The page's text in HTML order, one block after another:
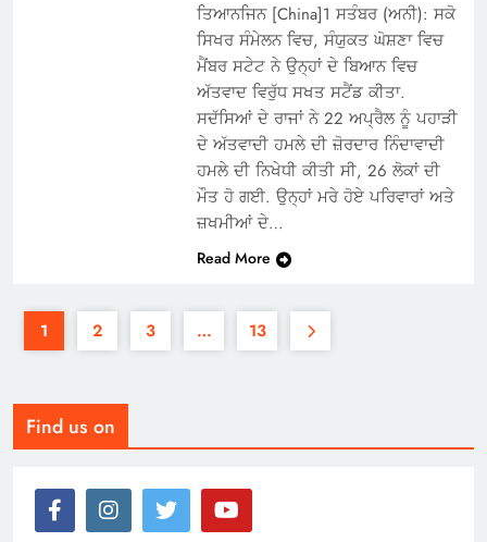
ਤਿਆਨਜਿਨ [China]1 ਸਤੰਬਰ (ਅਨੀ): ਸਕੋ
ਸਿਖਰ ਸੰਮੇਲਨ ਵਿਚ, ਸੰਯੁਕਤ ਘੋਸ਼ਣਾ ਵਿਚ
ਮੈਂਬਰ ਸਟੇਟ ਨੇ ਉਨ੍ਹਾਂ ਦੇ ਬਿਆਨ ਵਿਚ
ਅੱਤਵਾਦ ਵਿਰੁੱਧ ਸਖਤ ਸਟੈਂਡ ਕੀਤਾ.
ਸਦੱਸਿਆਂ ਦੇ ਰਾਜਾਂ ਨੇ 22 ਅਪ੍ਰੈਲ ਨੂੰ ਪਹਾੜੀ
ਦੇ ਅੱਤਵਾਦੀ ਹਮਲੇ ਦੀ ਜ਼ੋਰਦਾਰ ਨਿੰਦਾਵਾਦੀ
ਹਮਲੇ ਦੀ ਨਿਖੇਧੀ ਕੀਤੀ ਸੀ, 26 ਲੋਕਾਂ ਦੀ
ਮੌਤ ਹੋ ਗਈ. ਉਨ੍ਹਾਂ ਮਰੇ ਹੋਏ ਪਰਿਵਾਰਾਂ ਅਤੇ
ਜ਼ਖਮੀਆਂ ਦੇ…
Read More
1 2 3 … 13
Find us on